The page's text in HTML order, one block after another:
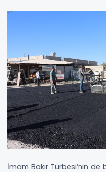
İmam Bakır Türbesi’nin de